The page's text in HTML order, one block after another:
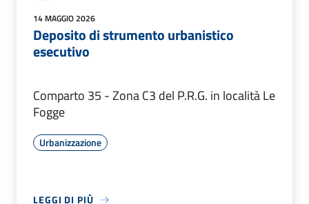
14 MAGGIO 2026
Deposito di strumento urbanistico
esecutivo
Comparto 35 - Zona C3 del P.R.G. in località Le
Fogge
Urbanizzazione
LEGGI DI PIÙ